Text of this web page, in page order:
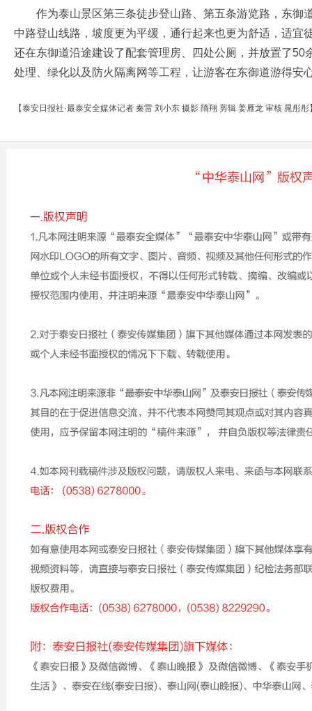
作为泰山景区第三条徒步登山路、第五条游览路，东御
中路登山线路，坡度更为平缓，通行起来也更为舒适，适宜
还在东御道沿途建设了配套管理房、四处公厕，并放置了
处理、绿化以及防火隔离网等工程，让游客在东御道游得安
【泰安日报社·最泰安全媒体记者 秦雷 刘小东 摄影 隋翔 剪辑 姜雁龙 审核 晁彤彤